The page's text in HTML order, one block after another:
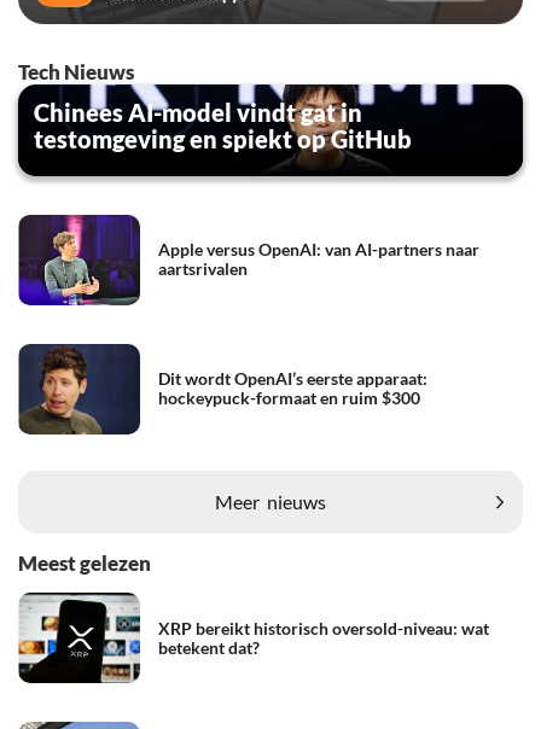
Tech Nieuws
Chinees AI-model vindt gat in
testomgeving en spiekt op GitHub
Apple versus OpenAI: van AI-partners naar
aartsrivalen
Dit wordt OpenAI’s eerste apparaat:
hockeypuck-formaat en ruim $300
Meer nieuws
Meest gelezen
XRP bereikt historisch oversold-niveau: wat
betekent dat?